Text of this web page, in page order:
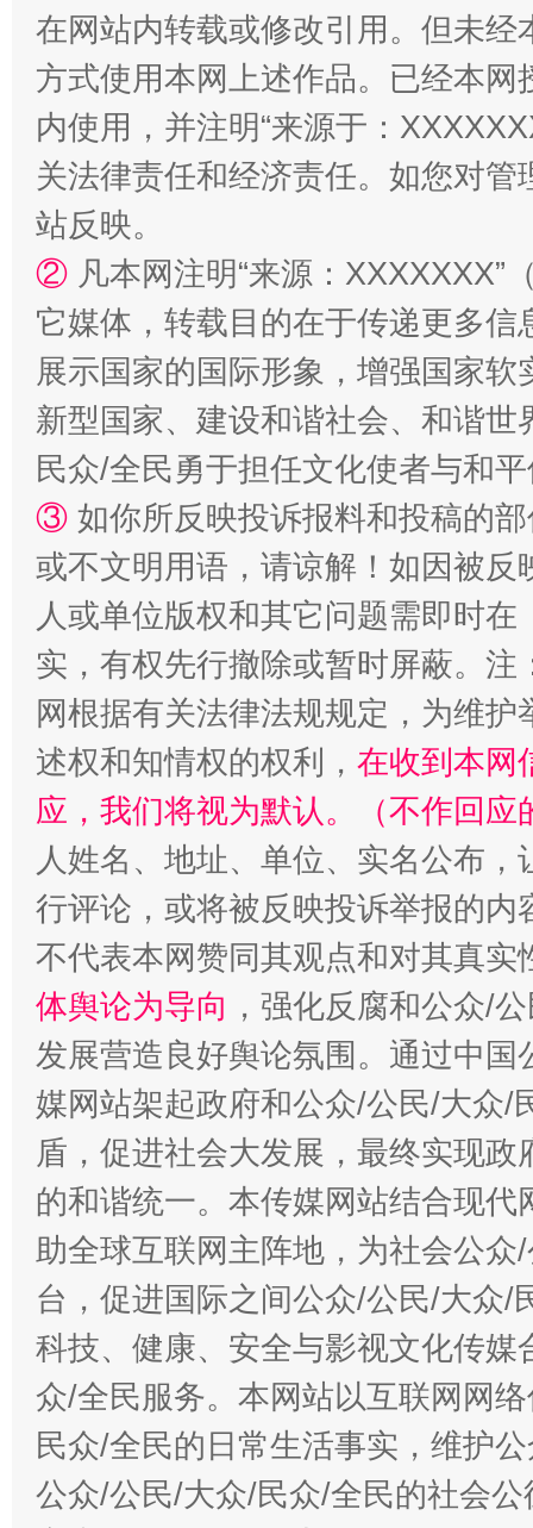
国家大学科技园优化重塑工作
扯下公款旅游的“隐身衣” 如何以
在网站内转载或修改引用。但未
方式使用本网上述作品。已经本
内使用，并注明“来源于：
关法律责任和经济责任。如您对
站反映。
② 凡本网注明“来源：
它媒体，转载目的在于传递更多
展示国家的国际形象，增强国家
新型国家、建设和谐社会、和谐
民众/全民勇于担任文化使者与和
③ 如你所反映投诉报料和投稿的
或不文明用语，请谅解！如因被
人或单位版权和其它问题需即时在
实，有权先行撤除或暂时屏蔽。
网根据有关法律法规规定，为维
述权和知情权的权利， 在收到本网
应，我们将视为默认。（不作回应
人姓名、地址、单位、实名公布
行评论，或将被反映投诉举报的
不代表本网赞同其观点和对其真实
体舆论为导向 ，强化反腐和公众/
发展营造良好舆论氛围。通过中
媒网站架起政府和公众/公民/大众/
盾，促进社会大发展，最终实现
的和谐统一。本传媒网站结合现
助全球互联网主阵地，为社会公
台，促进国际之间公众/公民/大众/
科技、健康、安全与影视文化传
众/全民服务。本网站以互联网网
民众/全民的日常生活事实，维护
公众/公民/大众/民众/全民的社会公